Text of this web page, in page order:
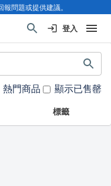
問題或提供建議。
登入
熱門商品 顯示已售罄
標籤